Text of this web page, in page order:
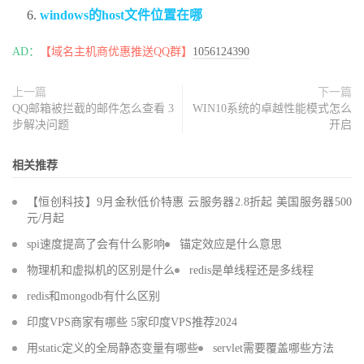
windows的host文件位置在哪
AD： 【域名主机商优惠推送QQ群】 1056124390
上一篇
QQ邮箱被拦截的邮件怎么查看 3
步解决问题
下一篇
WIN10系统的卓越性能模式怎么
开启
相关推荐
【恒创科技】9月金秋低价特惠 云服务器2.8折起 美国服务器500
元/月起
spi速度提高了会有什么影响 锚定效应是什么意思
物理机和虚拟机的区别是什么 redis是单线程还是多线程
redis和mongodb有什么区别
印度VPS商家有哪些 5家印度VPS推荐2024
用static定义的全局静态变量有哪些 servlet需要覆盖哪些方法